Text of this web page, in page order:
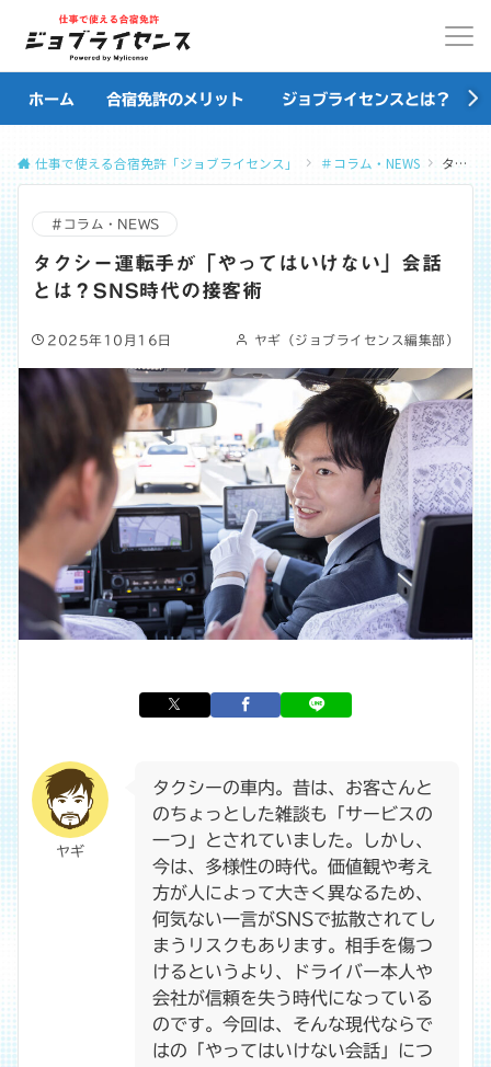
ホーム 合宿免許のメリット ジョブライセンスとは？
仕事で使える合宿免許「ジョブライセンス」 ＃コラム・NEWS タクシー運転手が「やってはいけない」会話とは？SNS時代の接客術
＃コラム・NEWS
タクシー運転手が「やってはいけない」会話
とは？SNS時代の接客術
2025年10月16日 ヤギ（ジョブライセンス編集部）
ヤギ
タクシーの車内。昔は、お客さんと
のちょっとした雑談も「サービスの
一つ」とされていました。しかし、
今は、多様性の時代。価値観や考え
方が人によって大きく異なるため、
何気ない一言がSNSで拡散されてし
まうリスクもあります。相手を傷つ
けるというより、ドライバー本人や
会社が信頼を失う時代になっている
のです。今回は、そんな現代ならで
はの「やってはいけない会話」につ